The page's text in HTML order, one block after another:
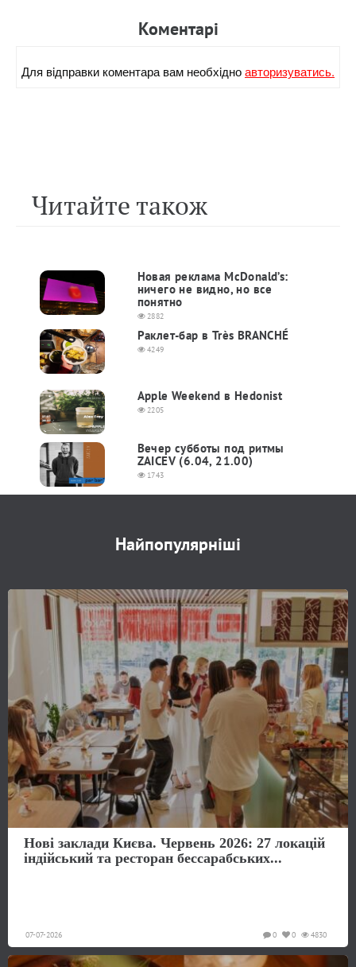
Коментарi
Для вiдправки коментара вам необхiдноавторизуватись.
Читайте також
Новая реклама McDonald’s:
ничего не видно, но все
понятно
2882
Раклет-бар в Très BRANCHÉ
4249
Apple Weekend в Hedonist
2205
Вечер субботы под ритмы
ZAICEV (6.04, 21.00)
1743
Найпопулярніші
Нові заклади Києва. Червень 2026: 27 локацій
індійський та ресторан бессарабських...
07-07-2026 4830
0
0